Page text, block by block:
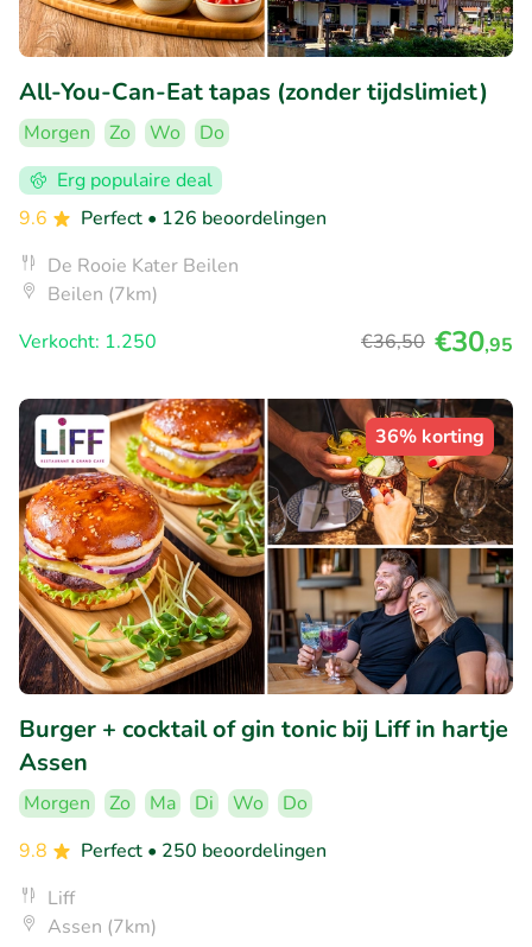
All-You-Can-Eat tapas (zonder tijdslimiet)
Morgen Zo Wo
Do
Erg populaire deal
9.6
Perfect • 126 beoordelingen
De Rooie Kater Beilen
Beilen (7km)
Verkocht: 1.250
€36,50 €30,95
36% korting
Burger + cocktail of gin tonic bij Liff in hartje
Assen
Morgen Zo Ma Di Wo
Do
9.8
Perfect • 250 beoordelingen
Liff
Assen (7km)